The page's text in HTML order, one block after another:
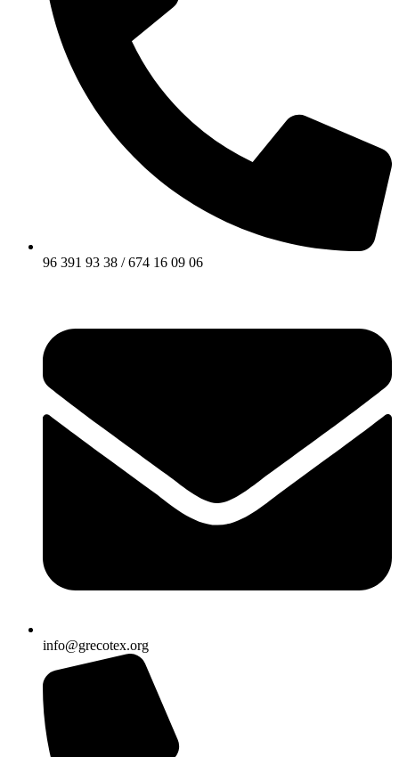
96 391 93 38 / 674 16 09 06
info@grecotex.org